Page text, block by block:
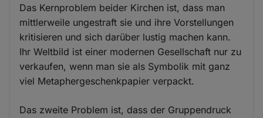
Das Kernproblem beider Kirchen ist, dass man
mittlerweile ungestraft sie und ihre Vorstellungen
kritisieren und sich darüber lustig machen kann.
Ihr Weltbild ist einer modernen Gesellschaft nur zu
verkaufen, wenn man sie als Symbolik mit ganz
viel Metaphergeschenkpapier verpackt.
Das zweite Problem ist, dass der Gruppendruck